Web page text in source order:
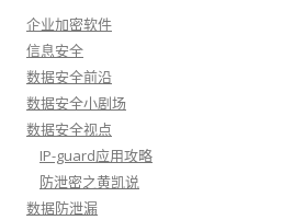
企业加密软件
信息安全
数据安全前沿
数据安全小剧场
数据安全视点
IP-guard应用攻略
防泄密之黄凯说
数据防泄漏